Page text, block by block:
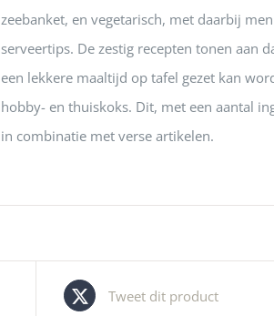
zeebanket, en vegetarisch, met daarbij
serveertips. De zestig recepten tonen aan
een lekkere maaltijd op tafel gezet kan
hobby- en thuiskoks. Dit, met een aantal
in combinatie met verse artikelen.
Tweet dit product